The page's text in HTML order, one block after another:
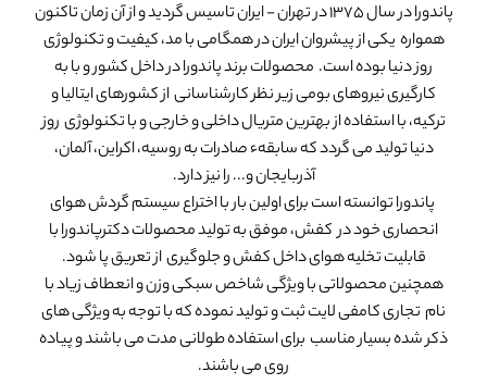
پاندورا در سال 1375 در تهران - ایران تاسیس گردید و از آن زمان تاکنون
همواره یکی از پیشروان ایران در همگامی با مد، کیفیت و تکنولوژی
روز دنیا بوده است. محصولات برند پاندورا در داخل کشور و با به
کارگیری نیروهای بومی زیر نظر کارشناسانی از کشورهای ایتالیا و
ترکیه، با استفاده از بهترین متریال داخلی و خارجی و با تکنولوژی روز
دنیا تولید می گردد که سابقهء صادرات به روسیه، اکراین، آلمان،
آذربایجان و... را نیز دارد.
پاندورا توانسته است برای اولین بار با اختراع سیستم گردش هوای
انحصاری خود در کفش، موفق به تولید محصولات دکترپاندورا با
قابلیت تخلیه هوای داخل کفش و جلوگیری از تعریق پا شود.
همچنین محصولاتی با ویژگی شاخص سبکی وزن و انعطاف زیاد با
نام تجاری کامفی لایت ثبت و تولید نموده که با توجه به ویژگی های
ذکر شده بسیار مناسب برای استفاده طولانی مدت می باشند و پیاده
روی می باشند.